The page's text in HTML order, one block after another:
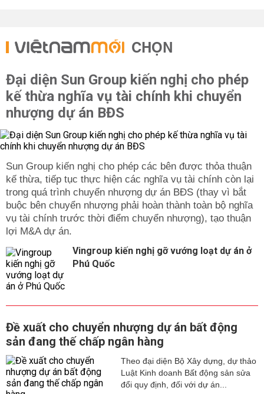
CHỌN
Đại diện Sun Group kiến nghị cho phép
kế thừa nghĩa vụ tài chính khi chuyển
nhượng dự án BĐS
Sun Group kiến nghị cho phép các bên được thỏa thuận
kế thừa, tiếp tục thực hiện các nghĩa vụ tài chính còn lại
trong quá trình chuyển nhượng dự án BĐS (thay vì bắt
buộc bên chuyển nhượng phải hoàn thành toàn bộ nghĩa
vụ tài chính trước thời điểm chuyển nhượng), tạo thuận
lợi M&A dự án.
Vingroup kiến nghị gỡ vướng loạt dự án ở
Phú Quốc
Đề xuất cho chuyển nhượng dự án bất động
sản đang thế chấp ngân hàng
Theo đại diện Bộ Xây dựng, dự thảo
Luật Kinh doanh Bất động sản sửa
đổi quy định, đối với dự án...